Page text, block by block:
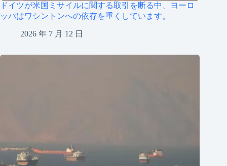
ドイツが米国ミサイルに関する取引を断る中、ヨーロ
ッパはワシントンへの依存を重くしています。
2026 年 7 月 12 日